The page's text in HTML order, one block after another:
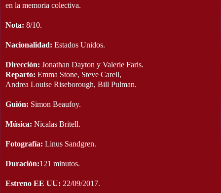
en la memoria colectiva.
Nota: 8/10.
Nacionalidad: Estados Unidos.
Dirección: Jonathan Dayton y Valerie Faris.
Reparto: Emma Stone, Steve Carell,
Andrea Louise Riseborough, Bill Pulman.
Guión: Simon Beaufoy.
Música: Nicalas Britell.
Fotografía: Linus Sandgren.
Duración:121 minutos.
Estreno EE UU: 22/09/2017.